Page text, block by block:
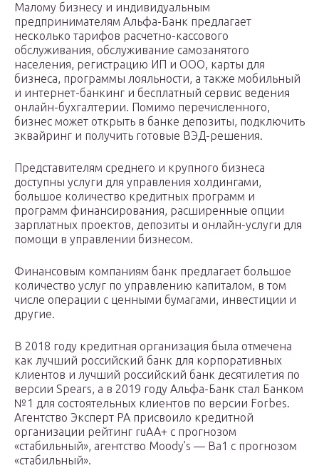
Малому бизнесу и индивидуальным
предпринимателям Альфа-Банк предлагает
несколько тарифов расчетно-кассового
обслуживания, обслуживание самозанятого
населения, регистрацию ИП и ООО, карты для
бизнеса, программы лояльности, а также мобильный
и интернет-банкинг и бесплатный сервис ведения
онлайн-бухгалтерии. Помимо перечисленного,
бизнес может открыть в банке депозиты, подключить
эквайринг и получить готовые ВЭД-решения.
Представителям среднего и крупного бизнеса
доступны услуги для управления холдингами,
большое количество кредитных программ и
программ финансирования, расширенные опции
зарплатных проектов, депозиты и онлайн-услуги для
помощи в управлении бизнесом.
Финансовым компаниям банк предлагает большое
количество услуг по управлению капиталом, в том
числе операции с ценными бумагами, инвестиции и
другие.
В 2018 году кредитная организация была отмечена
как лучший российский банк для корпоративных
клиентов и лучший российский банк десятилетия по
версии Spears, а в 2019 году Альфа-Банк стал Банком
№1 для состоятельных клиентов по версии Forbes.
Агентство Эксперт РА присвоило кредитной
организации рейтинг ruAA+ с прогнозом
«стабильный», агентство Moody’s — Ba1 с прогнозом
«стабильный».